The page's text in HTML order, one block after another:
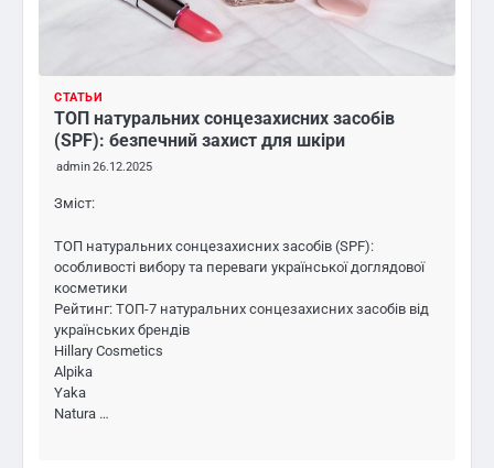
СТАТЬИ
ТОП натуральних сонцезахисних засобів
(SPF): безпечний захист для шкіри
admin26.12.2025
Зміст:
ТОП натуральних сонцезахисних засобів (SPF):
особливості вибору та переваги української доглядової
косметики
Рейтинг: ТОП-7 натуральних сонцезахисних засобів від
українських брендів
Hillary Cosmetics
Alpika
Yaka
Natura …